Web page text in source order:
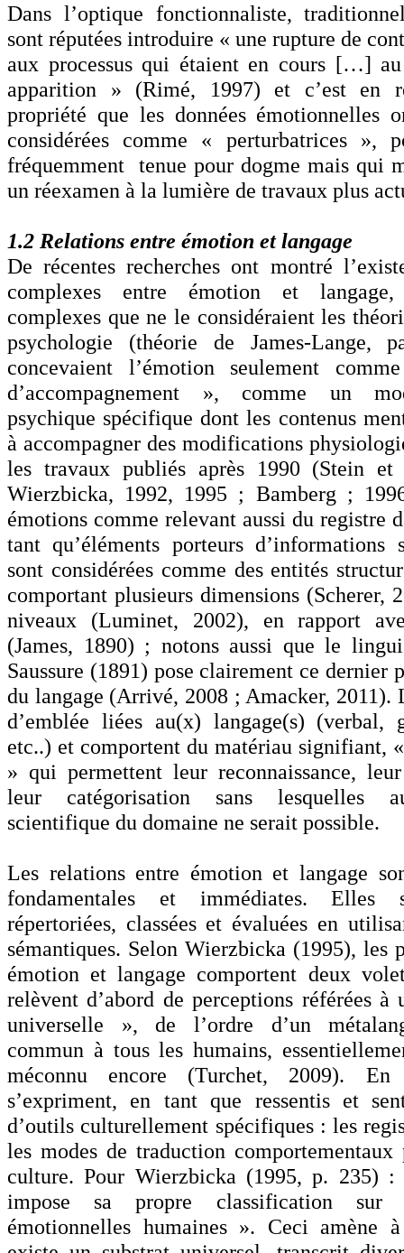
Dans l’optique fonctionnaliste,
sont réputées introduire « une rupture de
aux processus qui étaient en cours […]
apparition » (Rimé, 1997) et c’est en
propriété que les données émotionnelles
considérées comme « perturbatrices »,
fréquemment tenue pour dogme mais qui
un réexamen à la lumière de travaux plus
1.2 Relations entre émotion et langage
De récentes recherches ont montré
complexes entre émotion et
complexes que ne le considéraient les
psychologie (théorie de James-Lange,
concevaient l’émotion seulement
d’accompagnement », comme un
psychique spécifique dont les contenus
à accompagner des modifications
les travaux publiés après 1990 (Stein et
Wierzbicka, 1992, 1995 ; Bamberg ;
émotions comme relevant aussi du registre
tant qu’éléments porteurs d’informations
sont considérées comme des entités
comportant plusieurs dimensions (Scherer,
niveaux (Luminet, 2002), en rapport
(James, 1890) ; notons aussi que le
Saussure (1891) pose clairement ce dernier
du langage (Arrivé, 2008 ; Amacker, 2011).
d’emblée liées au(x) langage(s) (verbal,
etc..) et comportent du matériau signifiant,
» qui permettent leur reconnaissance,
leur catégorisation sans lesquelles
scientifique du domaine ne serait possible.
Les relations entre émotion et langage
fondamentales et immédiates. Elles
répertoriées, classées et évaluées en
sémantiques. Selon Wierzbicka (1995), les
émotion et langage comportent deux
relèvent d’abord de perceptions référées à
universelle », de l’ordre d’un
commun à tous les humains,
méconnu encore (Turchet, 2009). En
s’expriment, en tant que ressentis et
d’outils culturellement spécifiques : les
les modes de traduction comportementaux
culture. Pour Wierzbicka (1995, p. 235) :
impose sa propre classification sur
émotionnelles humaines ». Ceci amène